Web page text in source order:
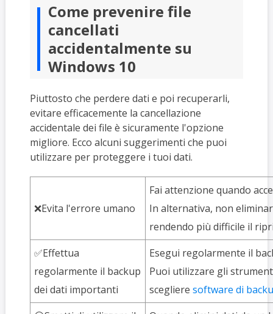
Come prevenire file
cancellati
accidentalmente su
Windows 10
Piuttosto che perdere dati e poi recuperarli,
evitare efficacemente la cancellazione
accidentale dei file è sicuramente l'opzione
migliore. Ecco alcuni suggerimenti che puoi
utilizzare per proteggere i tuoi dati.
❌Evita l'errore umano
Fai attenzione quando
In alternativa, non
rendendo più difficile il
✅Effettua
regolarmente il backup
dei dati importanti
Esegui regolarmente il
Puoi utilizzare gli
scegliere software di